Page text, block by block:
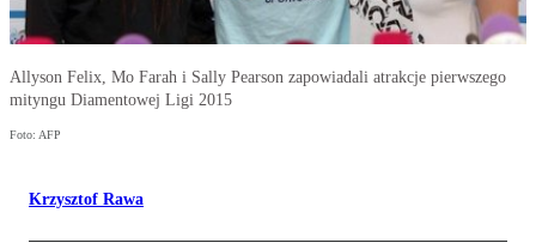
Allyson Felix, Mo Farah i Sally Pearson zapowiadali atrakcje pierwszego
mityngu Diamentowej Ligi 2015
Foto: AFP
Krzysztof Rawa